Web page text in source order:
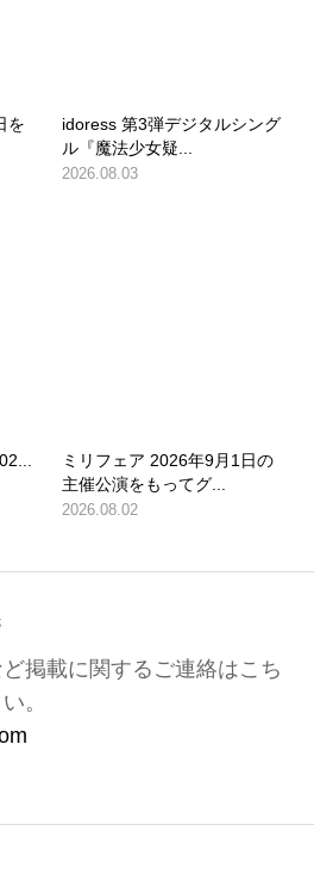
を
idoress 第3弾デジタルシング
ル『魔法少女疑...
2026.08.03
ミリフェア 2026年9月1日の
主催公演をもってグ...
2026.08.02
掲載に関するご連絡はこち
。